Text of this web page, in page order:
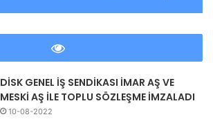
DİSK GENEL İŞ SENDİKASI İMAR AŞ VE
MESKİ AŞ İLE TOPLU SÖZLEŞME İMZALADI
10-08-2022